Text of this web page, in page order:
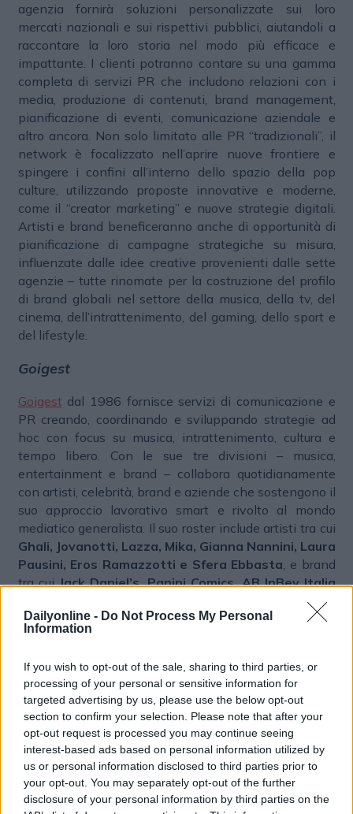
Dailyonline - Do Not Process My Personal
Information
If you wish to opt-out of the sale, sharing to third parties, or
processing of your personal or sensitive information for
targeted advertising by us, please use the below opt-out
section to confirm your selection. Please note that after your
opt-out request is processed you may continue seeing
interest-based ads based on personal information utilized by
us or personal information disclosed to third parties prior to
your opt-out. You may separately opt-out of the further
disclosure of your personal information by third parties on the
agenzia fornirà soluzioni personalizzate sui loro
mercati nazionali e sui rispettivi pubblici, aiutandoli a
raccontare la loro storia nel modo più efficace e
impattante. I clienti potranno contare su una gamma
completa di servizi PR che includono relazioni con i
media, produzione di contenuti, brand management,
pianificazione di eventi, comunicazione aziendale e
altro ancora. Non solo limitato alle PR “tradizionali”, il
network è focalizzato nell’aprire nuove frontiere e
spingere i confini all’interno dello spazio della pop
culture, utilizzando proposte innovative e moderne,
come il “creator marketing” e nuove strategie digitali.
Artisti e brand beneficeranno anche di opportunità di
pianificazione di campagne strategiche su misura,
influenzate dalle idee creative provenienti dalle sette
agenzie – tutte rinomate per la costruzione del profilo
di brand globali nel settore della musica, della tv, del
cinema, dell’intrattenimento, del gaming, dello sport e
del lifestyle.
Goigest
Goigest dal 1986 fornisce servizi di comunicazione e
PR creando, coordinando e sviluppando strategie ad
hoc con focus su musica, intrattenimento, cultura e
tempo libero. Con le sue tre divisioni – musica,
entertainment e brand – collabora quotidianamente
con artisti, celebrità, brand e aziende che sostengono il
suo approccio lavorativo smart e rivolto al mondo
mediatico generalista. Il suo roster include artisti tra cui
Ghali, Jovanotti, Lazza, Mika, Gianna Nannini, Laura
Pausini, Eros Ramazzotti e Sfera Ebbasta, e brand
tra cuiJack Daniel’s, Panini Comics, AB InBev Italia
per il brand Corona, NAOS (Bioderma - Institut
Esthederm - Etat Pur), Alfaparf Milano, Radio Italia
In ogni progetto, l’obiettivo è quello di creare un
le qualità, grazie a competenze trasversali che
abbracciano tradizione, comunicazione digitale e
social.
Il commento
Dalia Gaberscik, fondatrice e CEO Goigest
commenta: “In oltre trent’anni di storia, Goigest ha